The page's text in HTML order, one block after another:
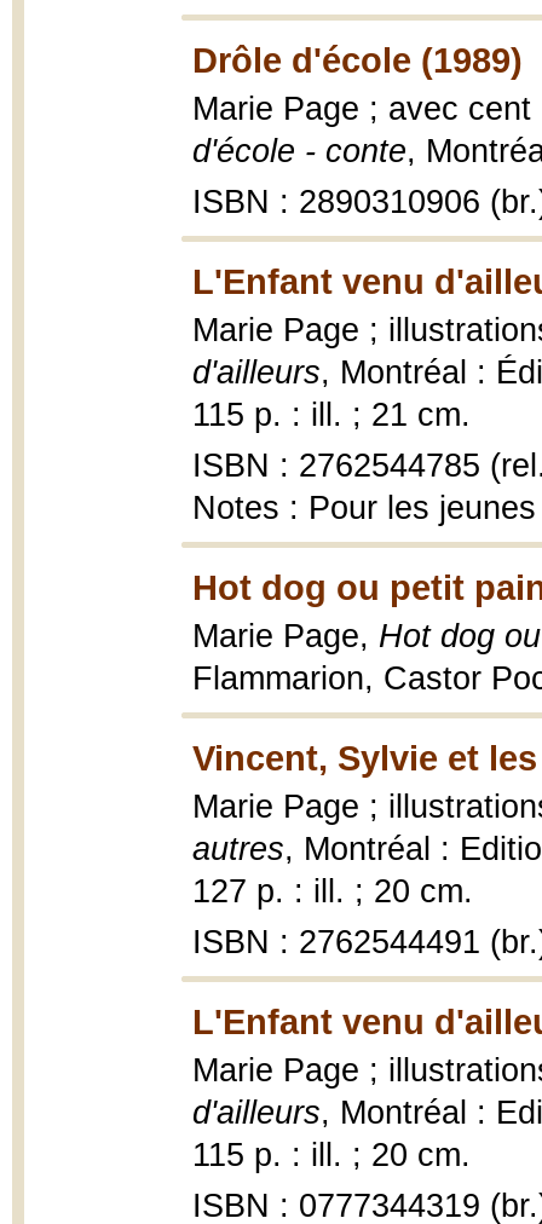
Drôle d'école (1989)
Marie Page ; avec
d'école - conte,
ISBN : 2890310906
L'Enfant venu
Marie Page ;
d'ailleurs, Montréal :
115 p. : ill. ; 21 cm.
ISBN : 2762544785
Notes : Pour les jeunes
Hot dog ou petit
Marie Page, Hot dog
Flammarion, Castor
Vincent, Sylvie et
Marie Page ;
autres, Montréal :
127 p. : ill. ; 20 cm.
ISBN : 2762544491
L'Enfant venu
Marie Page ;
d'ailleurs, Montréal :
115 p. : ill. ; 20 cm.
ISBN : 0777344319